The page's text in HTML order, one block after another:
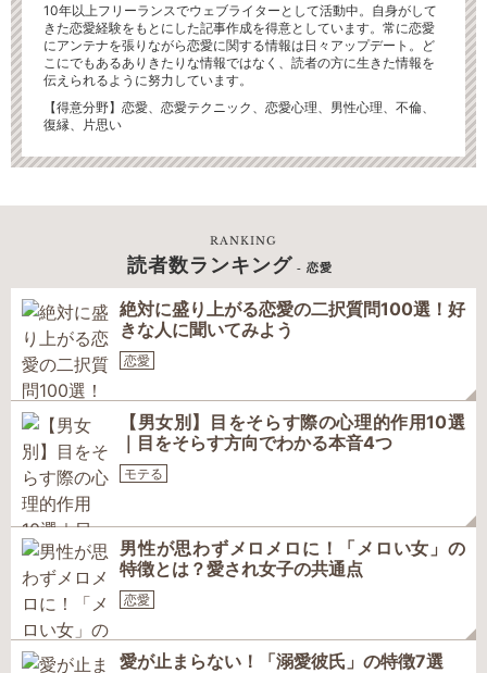
10年以上フリーランスでウェブライターとして活動中。自身がして
きた恋愛経験をもとにした記事作成を得意としています。常に恋愛
にアンテナを張りながら恋愛に関する情報は日々アップデート。ど
こにでもあるありきたりな情報ではなく、読者の方に生きた情報を
伝えられるように努力しています。
【得意分野】恋愛、恋愛テクニック、恋愛心理、男性心理、不倫、
復縁、片思い
RANKING
読者数ランキング - 恋愛
絶対に盛り上がる恋愛の二択質問100選！好
きな人に聞いてみよう
恋愛
【男女別】目をそらす際の心理的作用10選
｜目をそらす方向でわかる本音4つ
モテる
男性が思わずメロメロに！「メロい女」の
特徴とは？愛され女子の共通点
恋愛
愛が止まらない！「溺愛彼氏」の特徴7選